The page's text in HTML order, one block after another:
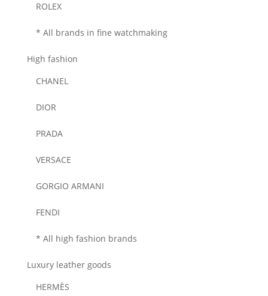
ROLEX
* All brands in fine watchmaking
High fashion
CHANEL
DIOR
PRADA
VERSACE
GORGIO ARMANI
FENDI
* All high fashion brands
Luxury leather goods
HERMÈS